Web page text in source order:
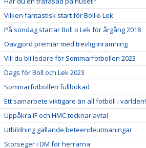
Vilken fantastisk start för Boll o Lek
På söndag startar Boll o Lek för årgång 2018
Oavgjord premiär med trevlig inramning
Vill du bli ledare för Sommarfotbollen 2023
Dags för Boll och Lek 2023
Sommarfotbollen fullbokad
Ett samarbete viktigare än all fotboll i världen!
Uppåkra IF och HMC tecknar avtal
Utbildning gällande beteendeutmaningar
Storseger i DM för herrarna